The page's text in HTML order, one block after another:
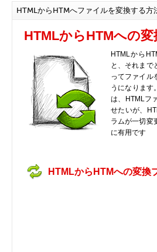
音声ファイル
バックアップファイル
圧縮ファイル
データファイル
データベースファイル
開発用ファイル
ディスクイメージファイル
フォントファイル
HTMLからHTMへファイルを変換する方
HTMLからHTMへの変
HTMLから
と、それまで
ってファイル
うになります
は、HTMLフ
せたいが、
ラムが一切変
に有用です
HTMLからHTMへの変換